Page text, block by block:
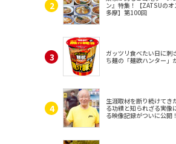
ン』特集！【ZATSUのオ
多摩】第100回
ガッツリ食べたい日に刺
ち麺の「麺欲ハンター」
生涯取材を断り続けてき
る功績と知られざる実像
る映像記録がついに公開